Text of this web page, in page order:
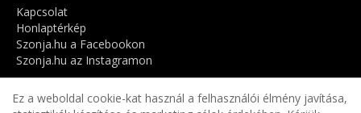
Kapcsolat
Honlaptérkép
Szonja.hu a Facebookon
Szonja.hu az Instagramon
Fiók
Ez a weboldal cookie-kat használ a felhasználói élmény javítása,